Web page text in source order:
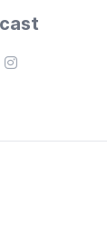
Instagram